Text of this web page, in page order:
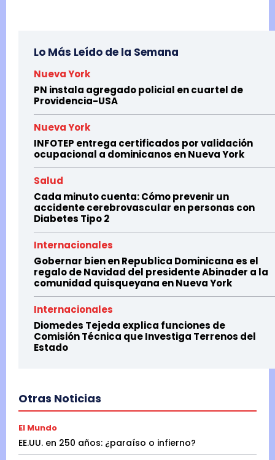
Lo Más Leído de la Semana
Nueva York
PN instala agregado policial en cuartel de
Providencia-USA
Nueva York
INFOTEP entrega certificados por validación
ocupacional a dominicanos en Nueva York
Salud
Cada minuto cuenta: Cómo prevenir un
accidente cerebrovascular en personas con
Diabetes Tipo 2
Internacionales
Gobernar bien en Republica Dominicana es el
regalo de Navidad del presidente Abinader a la
comunidad quisqueyana en Nueva York
Internacionales
Diomedes Tejeda explica funciones de
Comisión Técnica que Investiga Terrenos del
Estado
Otras Noticias
El Mundo
EE.UU. en 250 años: ¿paraíso o infierno?